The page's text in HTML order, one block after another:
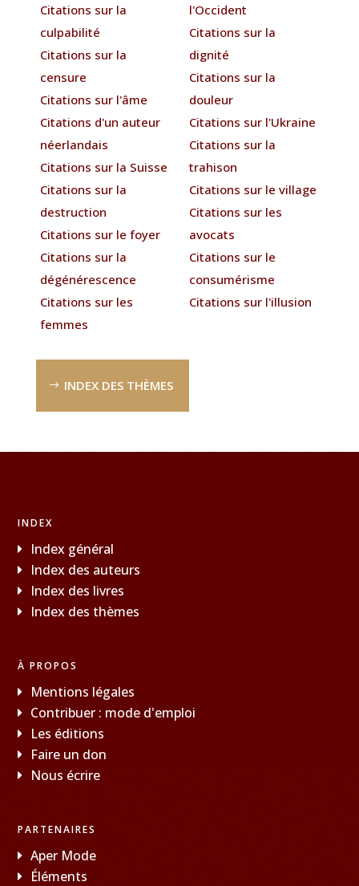
Citations sur la
culpabilité
Citations sur la
censure
Citations sur l'âme
Citations d'un auteur
néerlandais
Citations sur la Suisse
Citations sur la
destruction
Citations sur le foyer
Citations sur la
dégénérescence
Citations sur les
femmes
l'Occident
Citations sur la
dignité
Citations sur la
douleur
Citations sur l'Ukraine
Citations sur la
trahison
Citations sur le village
Citations sur les
avocats
Citations sur le
consumérisme
Citations sur l'illusion
INDEX DES THÈMES
INDEX
Index général
Index des auteurs
Index des livres
Index des thèmes
À PROPOS
Mentions légales
Contribuer : mode d'emploi
Les éditions
Faire un don
Nous écrire
PARTENAIRES
Aper Mode
Éléments